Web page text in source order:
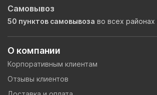
О компании
Корпоративным клиентам
Отзывы клиентов
Самовывоз
50 пунктов самовывоза во всех